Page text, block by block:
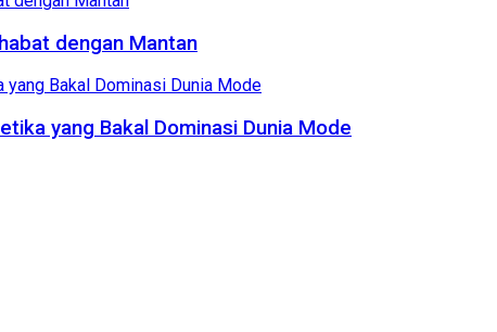
dengan Mantan
yang Bakal Dominasi Dunia Mode